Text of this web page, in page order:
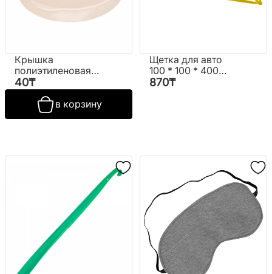
Крышка
полиэтиленовая
для стеклянных
банок
40₸
в корзину
Щетка для авто
100 * 100 * 400
мм. "Saturn"
870₸